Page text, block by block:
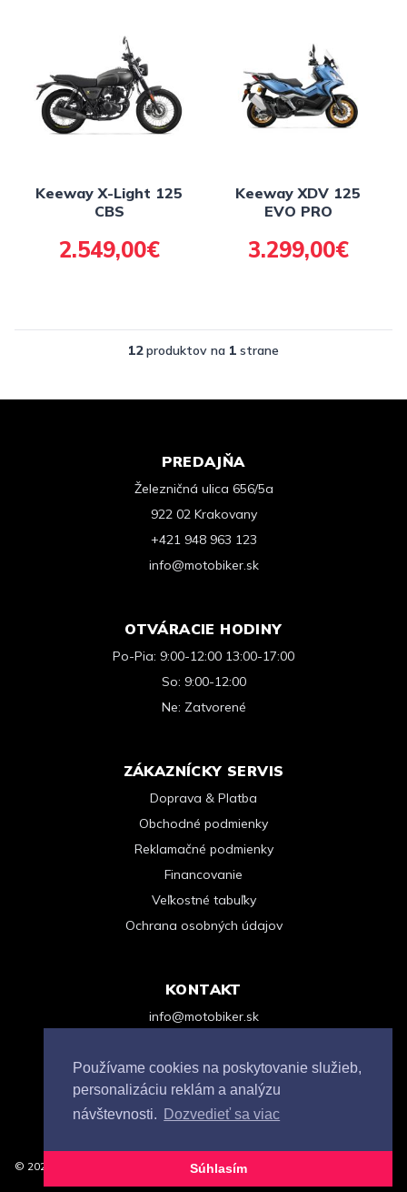
Používame cookies na poskytovanie služieb,
personalizáciu reklám a analýzu
návštevnosti. Dozvedieť sa viac
Súhlasím
Keeway X-Light 125
CBS
2.549,00€
Keeway XDV 125
EVO PRO
3.299,00€
12produktov na 1 strane
PREDAJŇA
Železničná ulica 656/5a
922 02 Krakovany
+421 948 963 123
info@motobiker.sk
OTVÁRACIE HODINY
Po-Pia: 9:00-12:00 13:00-17:00
So: 9:00-12:00
Ne: Zatvorené
ZÁKAZNÍCKY SERVIS
Doprava & Platba
Obchodné podmienky
Reklamačné podmienky
Financovanie
Veľkostné tabuľky
Ochrana osobných údajov
KONTAKT
info@motobiker.sk
Kontaktný formulár
© 2026 MOTOBIKER s.r.o.. Všetky práva vyhradené.